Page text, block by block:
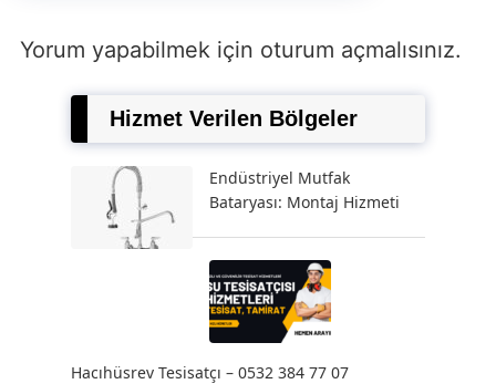
Yorum yapabilmek için oturum açmalısınız.
Hizmet Verilen Bölgeler
Endüstriyel Mutfak
Bataryası: Montaj Hizmeti
Hacıhüsrev Tesisatçı – 0532 384 77 07